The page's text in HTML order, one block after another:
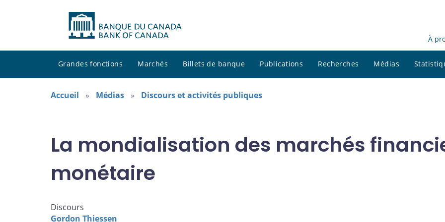
À
Grandes fonctions Marchés Billets de banque Publications Recherches Médias
Accueil Médias Discours et activités publiques
La mondialisation des marchés
monétaire
Discours
Gordon Thiessen